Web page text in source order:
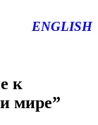
ENGLISH
к
мире”